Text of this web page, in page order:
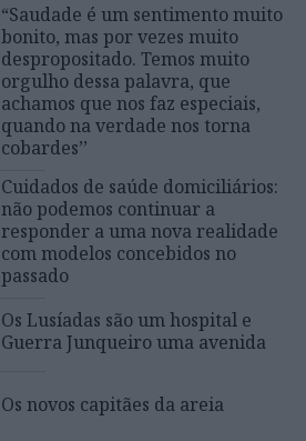
“Saudade é um sentimento muito
bonito, mas por vezes muito
despropositado. Temos muito
orgulho dessa palavra, que
achamos que nos faz especiais,
quando na verdade nos torna
cobardes’’
Cuidados de saúde domiciliários:
não podemos continuar a
responder a uma nova realidade
com modelos concebidos no
passado
Os Lusíadas são um hospital e
Guerra Junqueiro uma avenida
Os novos capitães da areia